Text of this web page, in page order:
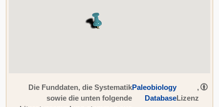
Die Funddaten, die Systematik
sowie die unten folgende
Paleobiology
Database
,
Lizenz